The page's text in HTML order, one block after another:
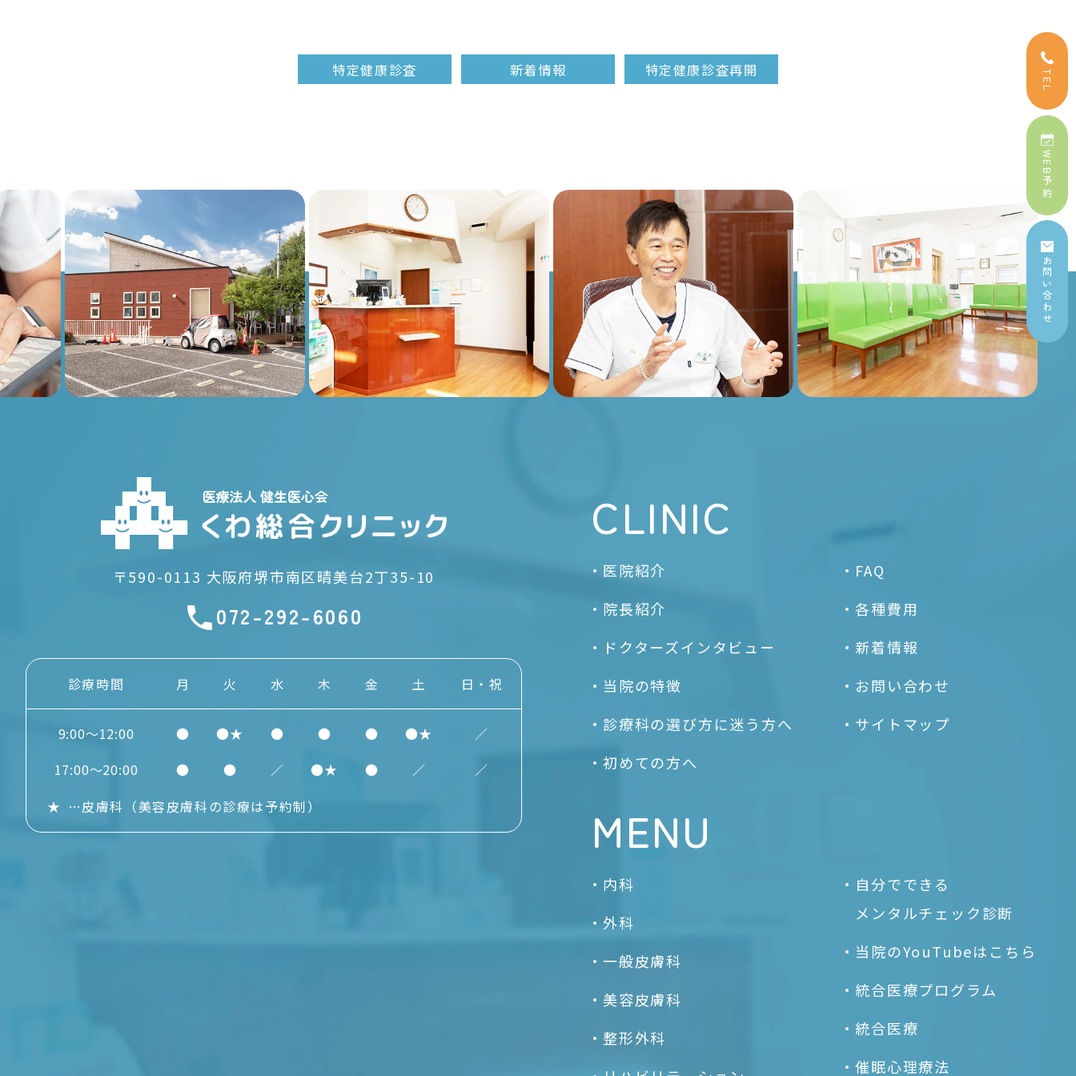
特定健康診査 新着情報 特定健康診査再開
〒590-0113 大阪府堺市南区晴美台2丁35-10
072-292-6060
診療時間 月 火 水 木 金 土 日・祝
9:00～12:00 ● ●★ ● ● ● ●★
／
17:00～20:00
● ● ／ ●★ ● ／
／
★ …皮膚科 （美容皮膚科の診療は予約制）
CLINIC
医院紹介
院長紹介
ドクターズインタビュー
当院の特徴
診療科の選び方に迷う方へ
初めての方へ
FAQ
各種費用
新着情報
お問い合わせ
サイトマップ
MENU
内科
外科
一般皮膚科
美容皮膚科
整形外科
自分でできる
メンタルチェック診断
当院のYouTubeはこちら
統合医療プログラム
統合医療
催眠心理療法
TEL
WEB予約
お問い合わせ